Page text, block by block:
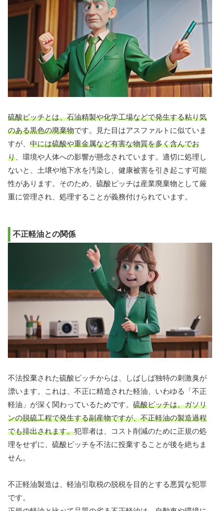
硫酸ピッチとは、石油精製や化学工場などで発生する粘り気
のある黒色の廃棄物です。見た目はアスファルトに似ていま
すが、 中には硫酸や重金属など有害な物質を多く含んでお
り 、環境や人体への影響が懸念されています。適切に処理し
ないと、土壌や地下水を汚染し、健康被害を引き起こす可能
性があります。そのため、硫酸ピッチは産業廃棄物として厳
重に管理され、処理することが義務付けられています。
不正軽油との関係
不法投棄された硫酸ピッチからは、しばしば独特の刺激臭が
漂います。これは、不正に精造された軽油、いわゆる「不正
軽油」が深く関わっているためです。 硫酸ピッチは、ガソリ
ンの脱硫工程で発生する副産物ですが、不正軽油の製造過程
でも排出されます。犯罪者は、コスト削減のために正規の処
理をせずに、硫酸ピッチを不法に投棄することが後を絶ちま
せん。
不正軽油製造は、軽油引取税の脱税を目的とする悪質な犯罪
です。